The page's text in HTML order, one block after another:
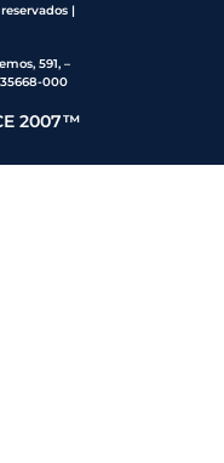
|
591, –
000
2007™